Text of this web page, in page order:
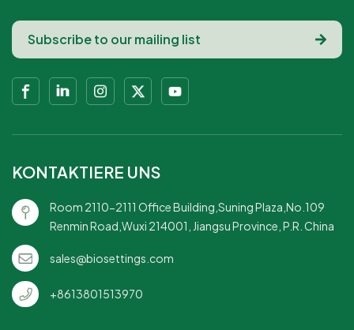
KONTAKTIERE UNS
Room 2110-2111 Office Building,Suning Plaza,No.109
Renmin Road,Wuxi 214001, Jiangsu Province, P.R. China
sales@biosettings.com
+8613801513970